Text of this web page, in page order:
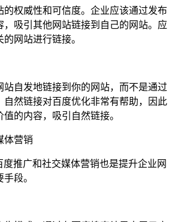
的权威性和可信度。企业应该通过发布
，吸引其他网站链接到自己的网站。应
网站进行链接。
站自发地链接到你的网站，而不是通过
自然链接对百度优化非常有帮助，因此
的内容，吸引自然链接。
体营销
度推广和社交媒体营销也是提升企业网
段。